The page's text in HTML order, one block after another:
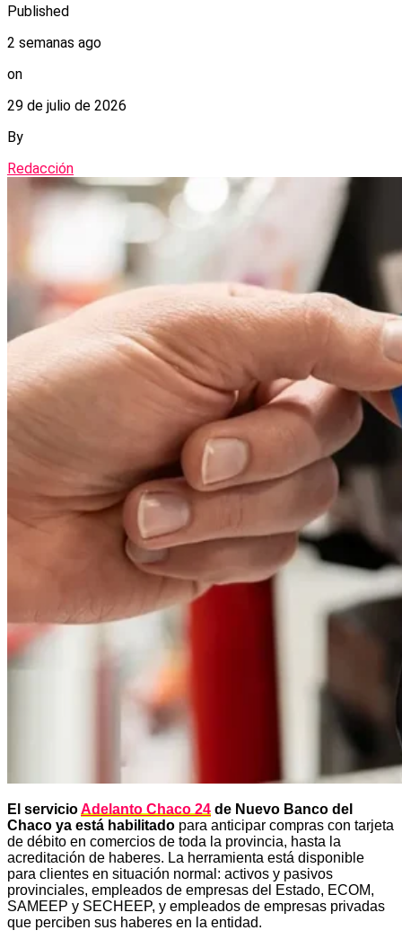
Published
2 semanas ago
on
29 de julio de 2026
By
Redacción
El servicioAdelanto Chaco 24 de Nuevo Banco del
Chaco ya está habilitado para anticipar compras con tarjeta
de débito en comercios de toda la provincia, hasta la
acreditación de haberes. La herramienta está disponible
para clientes en situación normal: activos y pasivos
provinciales, empleados de empresas del Estado, ECOM,
SAMEEP y SECHEEP, y empleados de empresas privadas
que perciben sus haberes en la entidad.